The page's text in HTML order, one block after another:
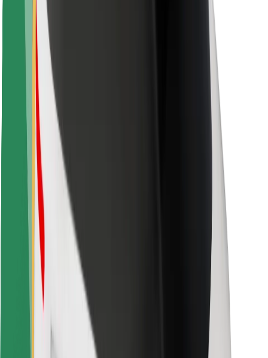
Kaupungit
Sijainnit
Kaupunkiratkaisut
Lentokentät
Boltin lataustelineet
Tuki
Matkustajille
Kuljettajille
Ruokaläheteille
Bolt Food
Fleet Ownereille
Ravintoloille
Bolt for Business